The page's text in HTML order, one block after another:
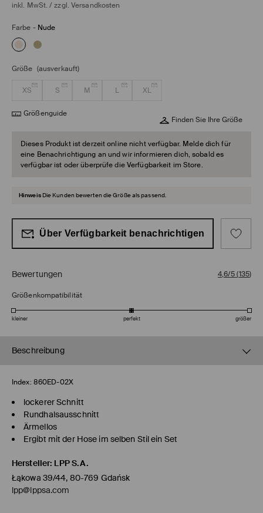
inkl. MwSt. / zzgl. Versandkosten
Farbe - Nude
Größe (ausverkauft)
XS S M L XL
Größenguide
Finden Sie Ihre Größe
Dieses Produkt ist derzeit online nicht verfügbar. Melde dich für
eine Benachrichtigung an und wir informieren dich, sobald es
verfügbar ist oder überprüfe die Verfügbarkeit im Store.
Hinweis Die Kunden bewerten die Größe als passend.
Über Verfügbarkeit benachrichtigen
Bewertungen 4,6/5(135)
Größenkompatibilität
kleiner perfekt größer
Beschreibung
Index: 860ED-02X
lockerer Schnitt
Rundhalsausschnitt
Ärmellos
Ergibt mit der Hose im selben Stil ein Set
Hersteller: LPP S.A.
Łąkowa 39/44, 80-769 Gdańsk
lpp@lppsa.com